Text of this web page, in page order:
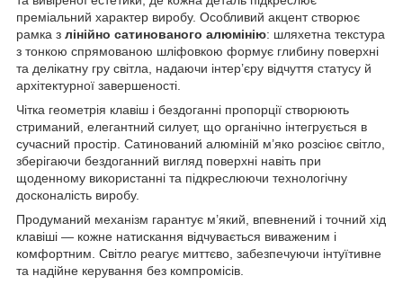
преміальний характер виробу. Особливий акцент створює
рамка з лінійно сатинованого алюмінію: шляхетна текстура
з тонкою спрямованою шліфовкою формує глибину поверхні
та делікатну гру світла, надаючи інтер’єру відчуття статусу й
архітектурної завершеності.
Чітка геометрія клавіш і бездоганні пропорції створюють
стриманий, елегантний силует, що органічно інтегрується в
сучасний простір. Сатинований алюміній м’яко розсіює світло,
зберігаючи бездоганний вигляд поверхні навіть при
щоденному використанні та підкреслюючи технологічну
досконалість виробу.
Продуманий механізм гарантує м’який, впевнений і точний хід
клавіші — кожне натискання відчувається виваженим і
комфортним. Світло реагує миттєво, забезпечуючи інтуїтивне
та надійне керування без компромісів.